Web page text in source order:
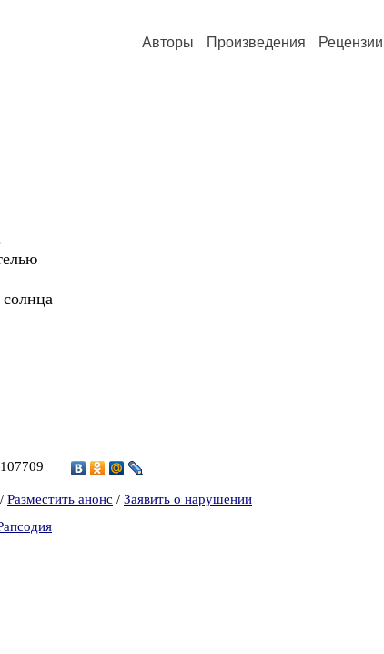
Авторы Произведения Рецензии
/ Разместить анонс / Заявить о нарушении